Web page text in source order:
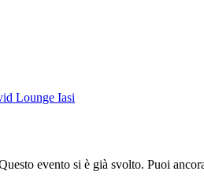
Lounge Iasi
evento si è già svolto. Puoi